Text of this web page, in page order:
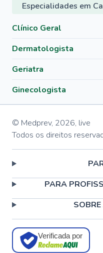
Especialidades em
Clínico Geral
Dermatologista
Geriatra
Ginecologista
© Medprev, 2026, live
Todos os direitos
PARA
Verificada por